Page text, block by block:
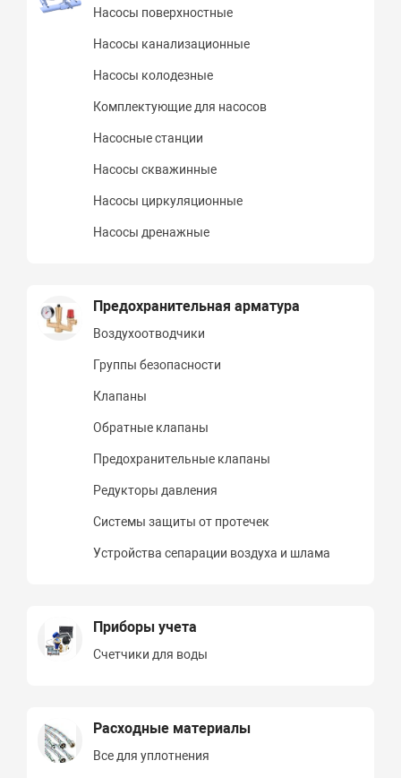
Насосы поверхностные
Насосы канализационные
Насосы колодезные
Комплектующие для насосов
Насосные станции
Насосы скважинные
Насосы циркуляционные
Насосы дренажные
Предохранительная арматура
Воздухоотводчики
Группы безопасности
Клапаны
Обратные клапаны
Предохранительные клапаны
Редукторы давления
Системы защиты от протечек
Устройства сепарации воздуха и шлама
Приборы учета
Счетчики для воды
Расходные материалы
Все для уплотнения